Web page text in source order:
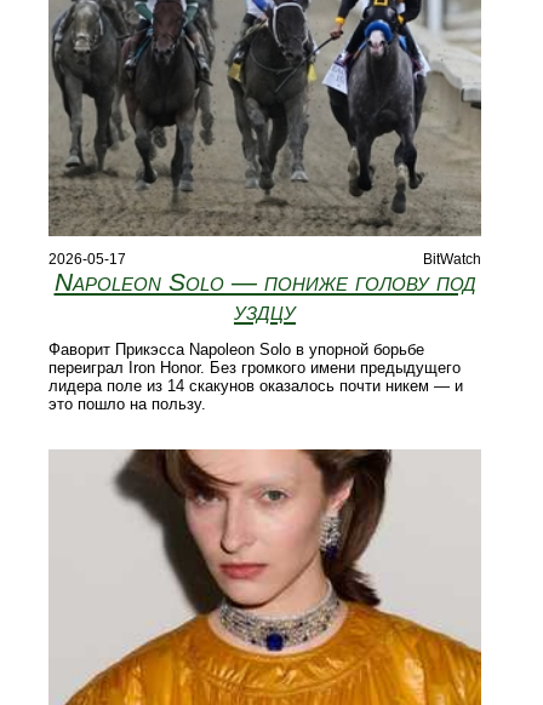
2026-05-17 BitWatch
Napoleon Solo — пониже голову под
уздцу
Фаворит Прикэсса Napoleon Solo в упорной борьбе
переиграл Iron Honor. Без громкого имени предыдущего
лидера поле из 14 скакунов оказалось почти никем — и
это пошло на пользу.